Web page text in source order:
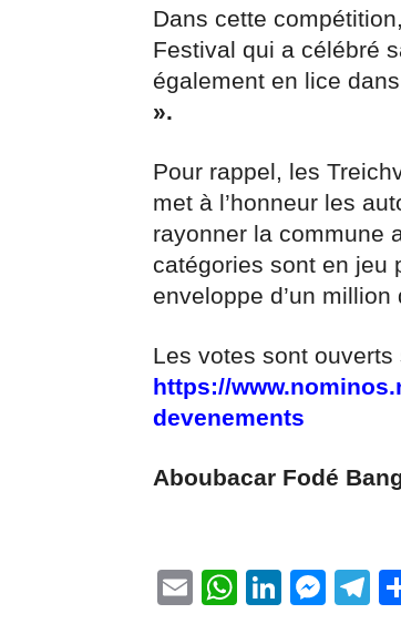
Dans cette
Festival qui a célébré
également en lice
».
Pour rappel, les
met à l’honneur les
rayonner la commune
catégories sont en jeu
enveloppe d’un
Les votes sont
https://
devenements
Aboubacar Fodé
EmailWhatsApp